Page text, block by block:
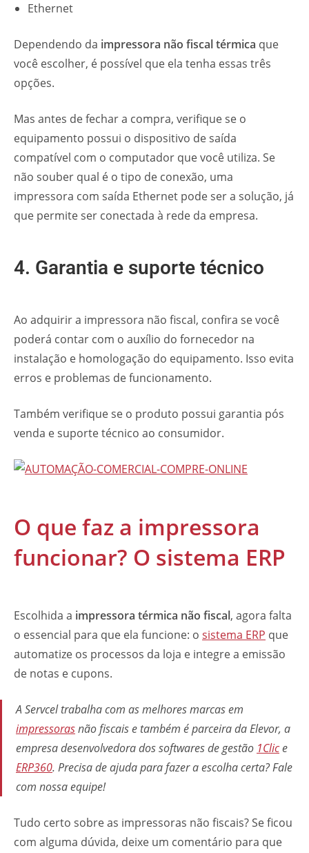
Ethernet
Dependendo da impressora não fiscal térmica que
você escolher, é possível que ela tenha essas três
opções.
Mas antes de fechar a compra, verifique se o
equipamento possui o dispositivo de saída
compatível com o computador que você utiliza. Se
não souber qual é o tipo de conexão, uma
impressora com saída Ethernet pode ser a solução, já
que permite ser conectada à rede da empresa.
4. Garantia e suporte técnico
Ao adquirir a impressora não fiscal, confira se você
poderá contar com o auxílio do fornecedor na
instalação e homologação do equipamento. Isso evita
erros e problemas de funcionamento.
Também verifique se o produto possui garantia pós
venda e suporte técnico ao consumidor.
O que faz a impressora
funcionar? O sistema ERP
Escolhida a impressora térmica não fiscal, agora falta
o essencial para que ela funcione: o sistema ERP que
automatize os processos da loja e integre a emissão
de notas e cupons.
A Servcel trabalha com as melhores marcas em
impressorasnão fiscais e também é parceira da Elevor, a
empresa desenvolvedora dos softwares de gestão 1Clice
ERP360. Precisa de ajuda para fazer a escolha certa? Fale
com nossa equipe!
Tudo certo sobre as impressoras não fiscais? Se ficou
com alguma dúvida, deixe um comentário para que